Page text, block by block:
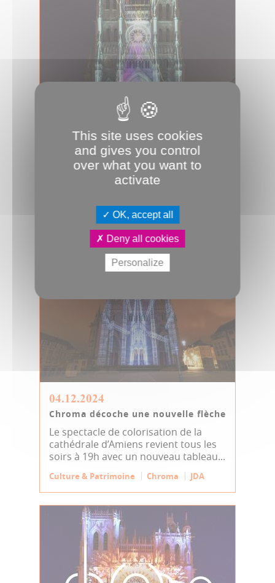
02.07.2025
Chroma, l’expérience monumentale
Du samedi 12 juillet au dimanche 31
août, à la nuit tombée, le spectacle
Chroma, l'expérience monumentale
Culture & Patrimoine
Cathédrale
Spectacle
04.12.2024
Chroma décoche une nouvelle flèche
Le spectacle de colorisation de la
cathédrale d’Amiens revient tous les
soirs à 19h avec un nouveau tableau...
Culture & Patrimoine Chroma JDA
This site uses cookies
and gives you control
over what you want to
activate
OK, accept all
Deny all cookies
Personalize